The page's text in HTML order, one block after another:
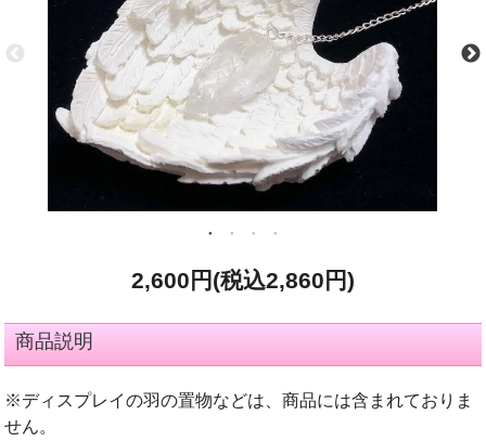
2,600円(税込2,860円)
商品説明
※ディスプレイの羽の置物などは、商品には含まれておりま
せん。